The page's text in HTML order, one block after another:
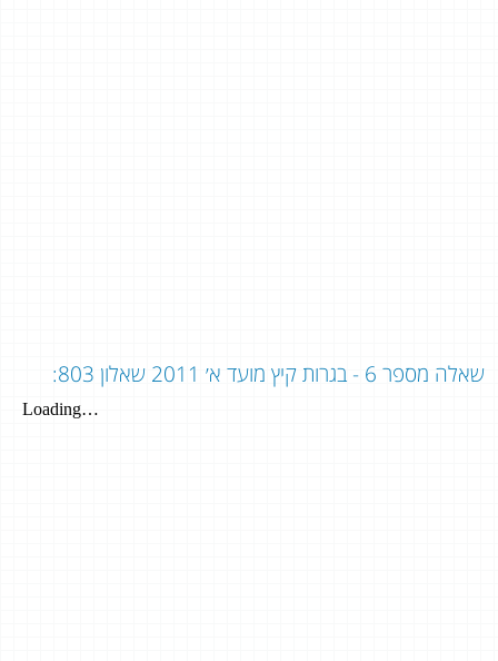
שאלה מספר 6 - בגרות קיץ מועד א׳ 2011 שאלון 803: